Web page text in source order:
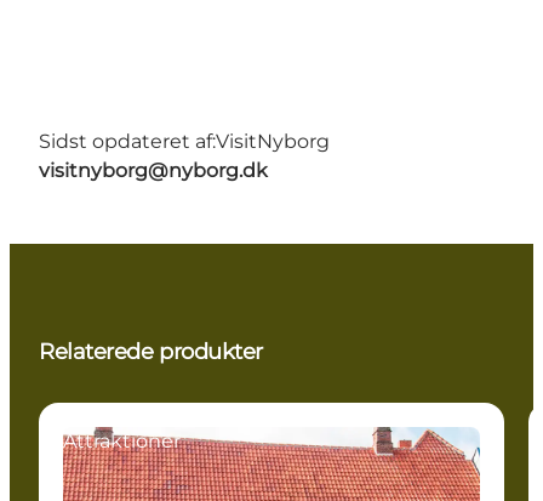
Sidst opdateret af:VisitNyborg
visitnyborg@nyborg.dk
Relaterede produkter
Attraktioner